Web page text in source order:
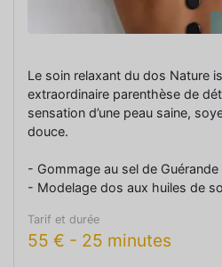
Le soin relaxant du dos Nature
extraordinaire parenthèse de
sensation d’une peau saine,
douce.
- Gommage au sel de Guérande
- Modelage dos aux huiles de
Tarif et durée
55 € - 25 minutes